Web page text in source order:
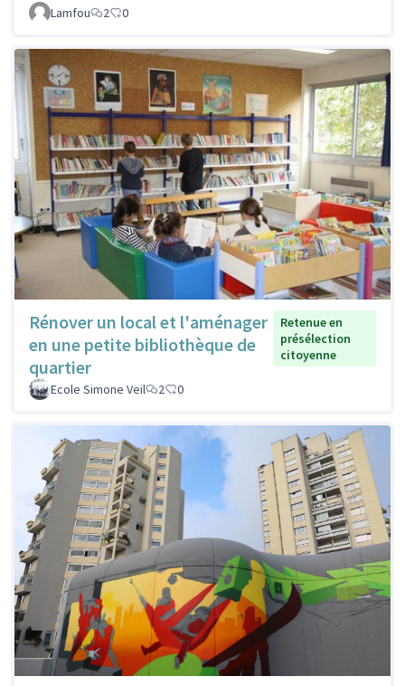
Lamfou 2 0
Rénover un local et l'aménager
en une petite bibliothèque de
quartier
Retenue en
présélection
citoyenne
Ecole Simone Veil 2 0